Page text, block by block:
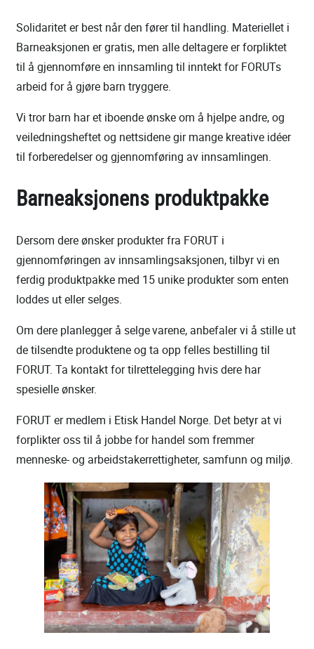
Solidaritet er best når den fører til handling. Materiellet i
Barneaksjonen er gratis, men alle deltagere er forpliktet
til å gjennomføre en innsamling til inntekt for FORUTs
arbeid for å gjøre barn tryggere.
Vi tror barn har et iboende ønske om å hjelpe andre, og
veiledningsheftet og nettsidene gir mange kreative idéer
til forberedelser og gjennomføring av innsamlingen.
Barneaksjonens produktpakke
Dersom dere ønsker produkter fra FORUT i
gjennomføringen av innsamlingsaksjonen, tilbyr vi en
ferdig produktpakke med 15 unike produkter som enten
loddes ut eller selges.
Om dere planlegger å selge varene, anbefaler vi å stille ut
de tilsendte produktene og ta opp felles bestilling til
FORUT. Ta kontakt for tilrettelegging hvis dere har
spesielle ønsker.
FORUT er medlem i Etisk Handel Norge. Det betyr at vi
forplikter oss til å jobbe for handel som fremmer
menneske- og arbeidstakerrettigheter, samfunn og miljø.